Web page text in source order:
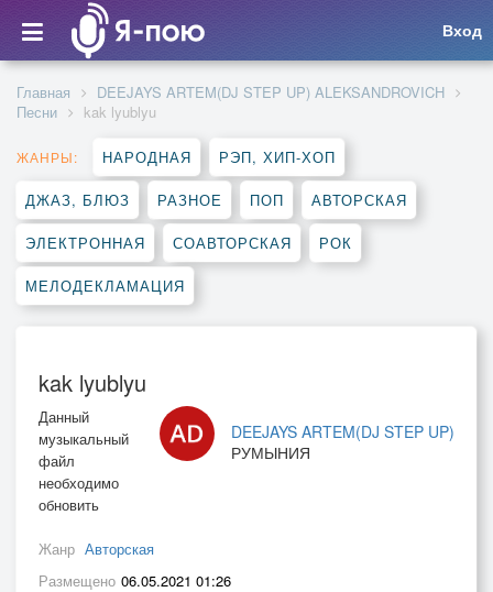
Вход
Главная
DEEJAYS ARTEM(DJ STEP UP) ALEKSANDROVICH
Песни
kak lyublyu
ЖАНРЫ: НАРОДНАЯ РЭП, ХИП-ХОП
ДЖАЗ, БЛЮЗ РАЗНОЕ ПОП АВТОРСКАЯ
ЭЛЕКТРОННАЯ СОАВТОРСКАЯ РОК
МЕЛОДЕКЛАМАЦИЯ
kak lyublyu
DEEJAYS ARTEM(DJ STEP UP)
РУМЫНИЯ
Данный
музыкальный
файл
необходимо
обновить
Жанр Авторская
Размещено 06.05.2021 01:26